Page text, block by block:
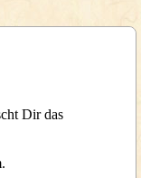
Dir das